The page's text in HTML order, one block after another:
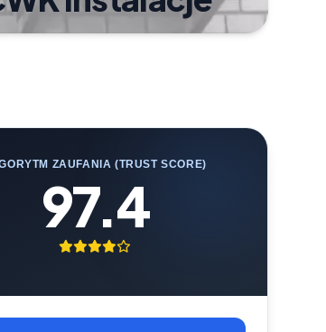
ZAUFANIA (TRUST SCORE)
97.4